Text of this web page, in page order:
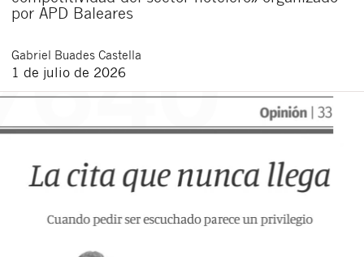
por APD Baleares
Gabriel Buades Castella
1 de julio de 2026